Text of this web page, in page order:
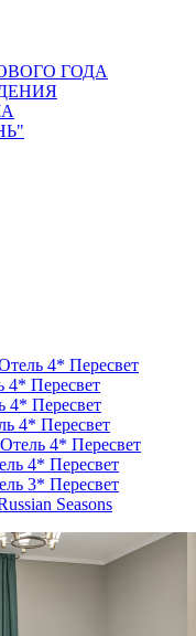
ГОДА
4* Пересвет
4* Пересвет
4* Пересвет
4* Пересвет
4* Пересвет
4* Пересвет
3* Пересвет
Seasons